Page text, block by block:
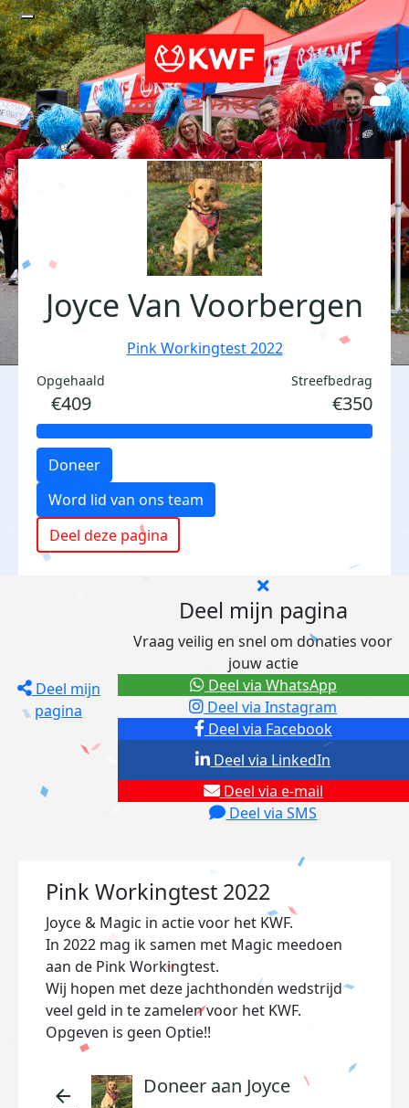
Joyce Van Voorbergen
Pink Workingtest 2022
Opgehaald
€409
Streefbedrag
€350
Doneer
Word lid van ons team
Deel deze pagina
Deel mijn
pagina
Deel mijn pagina
Vraag veilig en snel om donaties voor
jouw actie
Deel via Facebook
Deel via Instagram
Deel via e-mail
Deel via SMS
Deel via LinkedIn
Deel via WhatsApp
Pink Workingtest 2022
Joyce & Magic in actie voor het KWF.
In 2022 mag ik samen met Magic meedoen
aan de Pink Workingtest.
Wij hopen met deze jachthonden wedstrijd
veel geld in te zamelen voor het KWF.
Opgeven is geen Optie!!
arrow_back Doneer aan Joyce